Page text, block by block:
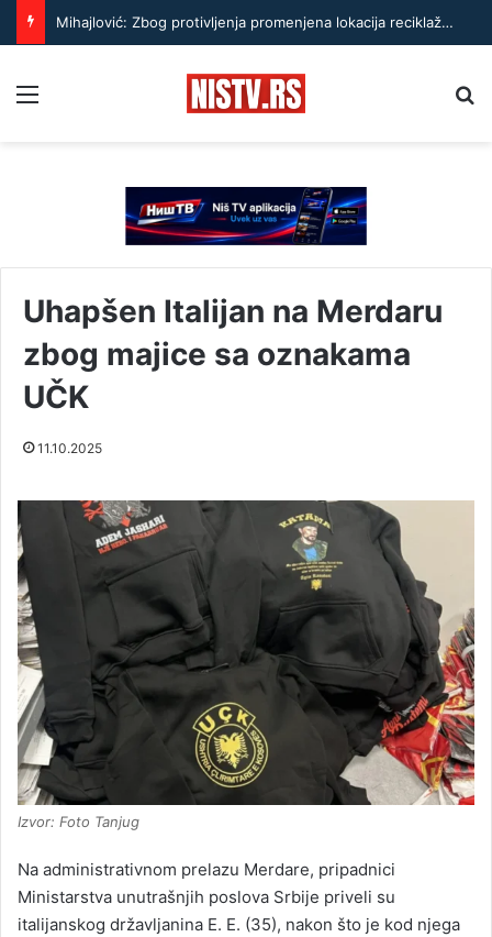
Mihajlović: Zbog protivljenja promenjena lokacija reciklažnog dvorišta na Panteleju
Uhapšen Italijan na Merdaru
zbog majice sa oznakama
UČK
11.10.2025
Izvor: Foto Tanjug
Na administrativnom prelazu Merdare, pripadnici
Ministarstva unutrašnjih poslova Srbije priveli su
italijanskog državljanina E. E. (35), nakon što je kod njega